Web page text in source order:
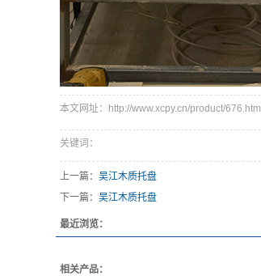
本文网址：http://www.xcpy.cn/product/676.html
关键词：
上一篇： 吴江木质托盘
下一篇： 吴江木质托盘
最近浏览：
相关产品：